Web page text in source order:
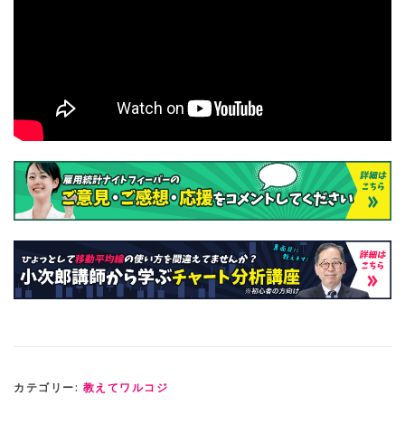
カテゴリー: 教えてワルコジ